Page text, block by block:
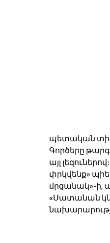
պետական
Գործերը
այլ
փրկվենք»
մրցանակ»-ի,
«Սատանան